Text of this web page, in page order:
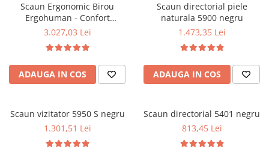
Scaun Ergonomic Birou
Ergohuman - Confort
Premium, Reglaje Inteligente
Performanta la Birou
3.027,03 Lei
ADAUGA IN COS
Scaun directorial piele
naturala 5900 negru
1.473,35 Lei
ADAUGA IN COS
Scaun vizitator 5950 S negru
1.301,51 Lei
Scaun directorial 5401 negru
813,45 Lei